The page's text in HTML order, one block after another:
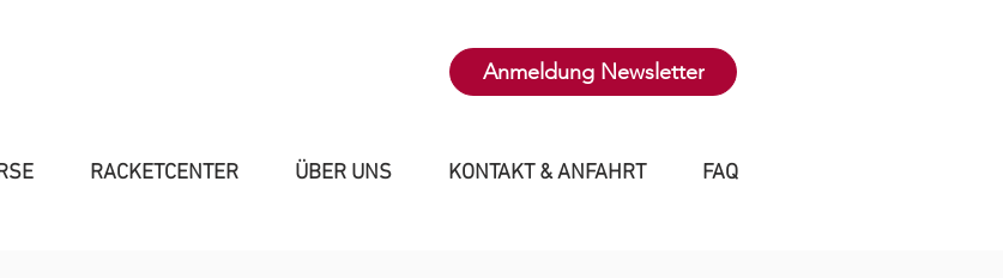
Anmeldung Newsletter
RACKETCENTER ÜBER UNS KONTAKT & ANFAHRT FAQ